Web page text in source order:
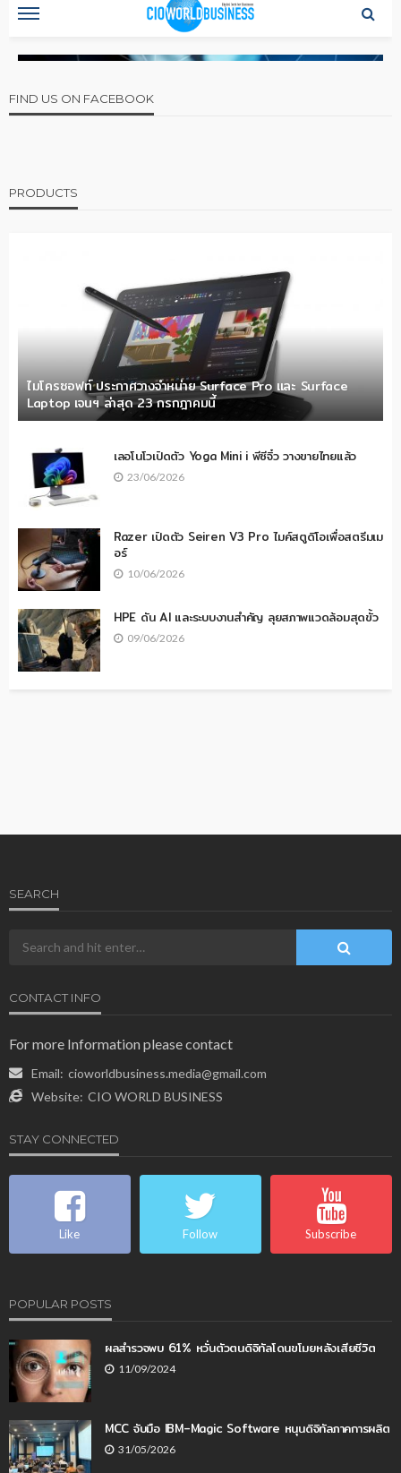
FIND US ON FACEBOOK
PRODUCTS
ไมโครซอฟท์ ประกาศวางจำหน่าย Surface Pro และ Surface
Laptop เจนฯ ล่าสุด 23 กรกฎาคมนี้
เลอโนโวเปิดตัว Yoga Mini i พีซีจิ๋ว วางขายไทยแล้ว
23/06/2026
Razer เปิดตัว Seiren V3 Pro ไมค์สตูดิโอเพื่อสตรีมเม
อร์
10/06/2026
HPE ดัน AI และระบบงานสำคัญ ลุยสภาพแวดล้อมสุดขั้ว
09/06/2026
SEARCH
CONTACT INFO
For more Information please contact
Email: cioworldbusiness.media@gmail.com
Website: CIO WORLD BUSINESS
STAY CONNECTED
Like Follow Subscribe
POPULAR POSTS
ผลสำรวจพบ 61% หวั่นตัวตนดิจิทัลโดนขโมยหลังเสียชีวิต
11/09/2024
MCC จับมือ IBM–Magic Software หนุนดิจิทัลภาคการผลิต
31/05/2026